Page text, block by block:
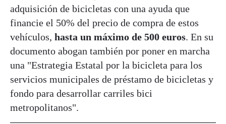
adquisición de bicicletas con una ayuda que
financie el 50% del precio de compra de estos
vehículos, hasta un máximo de 500 euros. En su
documento abogan también por poner en marcha
una "Estrategia Estatal por la bicicleta para los
servicios municipales de préstamo de bicicletas y
fondo para desarrollar carriles bici
metropolitanos".